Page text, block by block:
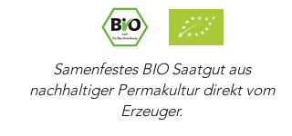
Samenfestes BIO Saatgut aus
nachhaltiger Permakultur direkt vom
Erzeuger.